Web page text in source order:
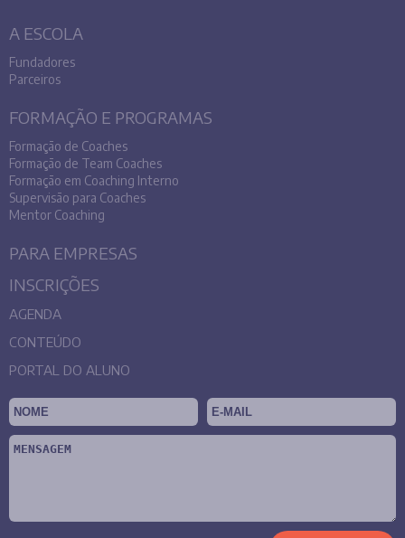
A ESCOLA
Fundadores
Parceiros
FORMAÇÃO E PROGRAMAS
Formação de Coaches
Formação de Team Coaches
Formação em Coaching Interno
Supervisão para Coaches
Mentor Coaching
PARA EMPRESAS
INSCRIÇÕES
AGENDA
CONTEÚDO
PORTAL DO ALUNO